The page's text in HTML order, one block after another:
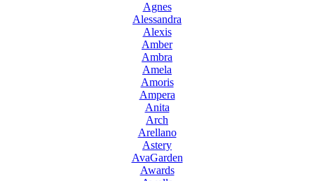
Agnes
Alessandra
Alexis
Amber
Ambra
Amela
Amoris
Ampera
Anita
Arch
Arellano
Astery
AvaGarden
Awards